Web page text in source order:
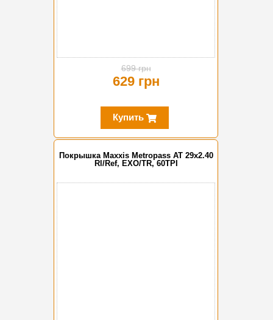
699 грн
629 грн
Купить
Покрышка Maxxis Metropass AT 29x2.40
Rl/Ref, EXO/TR, 60TPI